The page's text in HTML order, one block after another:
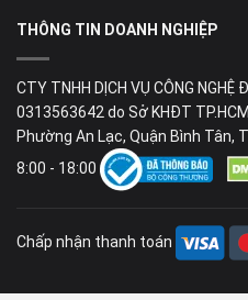
THÔNG TIN DOANH NGHIỆP
CTY TNHH DỊCH VỤ CÔNG NGHỆ
0313563642 do Sở KHĐT
Phường An Lạc, Quận Bình Tân,
8:00 - 18:00
Chấp nhận thanh toán